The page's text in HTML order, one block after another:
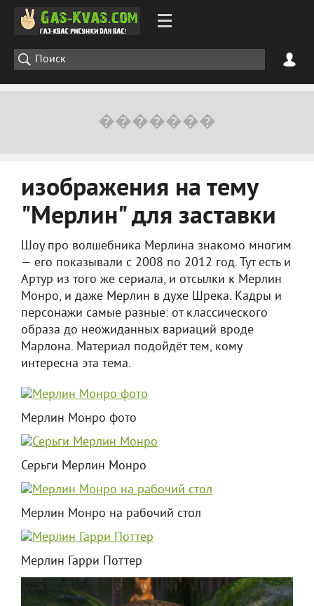
изображения на тему
"Мерлин" для заставки
Шоу про волшебника Мерлина знакомо многим
— его показывали с 2008 по 2012 год. Тут есть и
Артур из того же сериала, и отсылки к Мерлин
Монро, и даже Мерлин в духе Шрека. Кадры и
персонажи самые разные: от классического
образа до неожиданных вариаций вроде
Марлона. Материал подойдёт тем, кому
интересна эта тема.
Мерлин Монро фото
Серьги Мерлин Монро
Мерлин Монро на рабочий стол
Мерлин Гарри Поттер